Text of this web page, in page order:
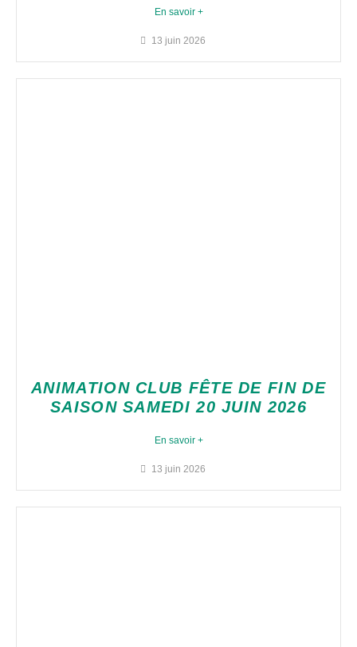
En savoir +
13 juin 2026
ANIMATION CLUB FÊTE DE FIN DE
SAISON SAMEDI 20 JUIN 2026
En savoir +
13 juin 2026